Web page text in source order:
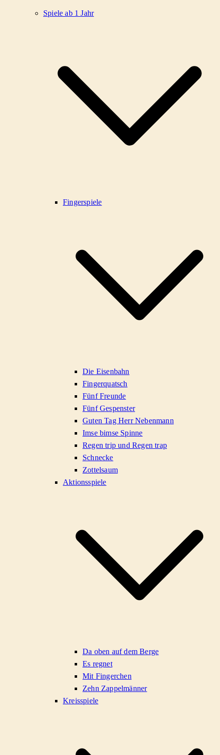
Spiele ab 1 Jahr
Fingerspiele
Die Eisenbahn
Fingerquatsch
Fünf Freunde
Fünf Gespenster
Guten Tag Herr Nebenmann
Imse bimse Spinne
Regen trip und Regen trap
Schnecke
Zottelsaum
Aktionsspiele
Da oben auf dem Berge
Es regnet
Mit Fingerchen
Zehn Zappelmänner
Kreisspiele